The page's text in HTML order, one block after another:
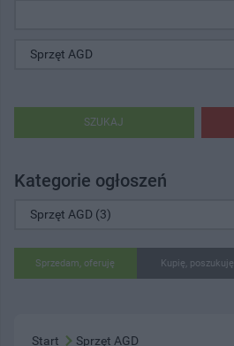
SZUKAJ
Kategorie ogłoszeń
Sprzedam, oferuję Kupię, poszukuję
Start Sprzęt AGD